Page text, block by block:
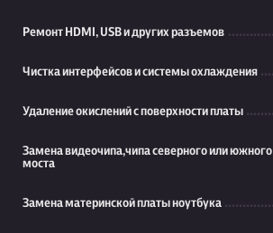
Ремонт HDMI, USB и других разъемов
Чистка интерфейсов и системы охлаждения
Удаление окислений с поверхности платы
Замена видеочипа,чипа северного или южного
моста
Замена материнской платы ноутбука